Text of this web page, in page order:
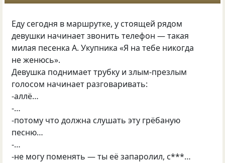
Еду сегодня в маршрутке, у стоящей рядом
девушки начинает звонить телефон — такая
милая песенка А. Укупника «Я на тебе никогда
не женюсь».
Девушка поднимает трубку и злым-презлым
голосом начинает разговаривать:
-аллё…
-…
-потому что должна слушать эту грёбаную
песню…
-…
-не могу поменять — ты её запаролил, с***…